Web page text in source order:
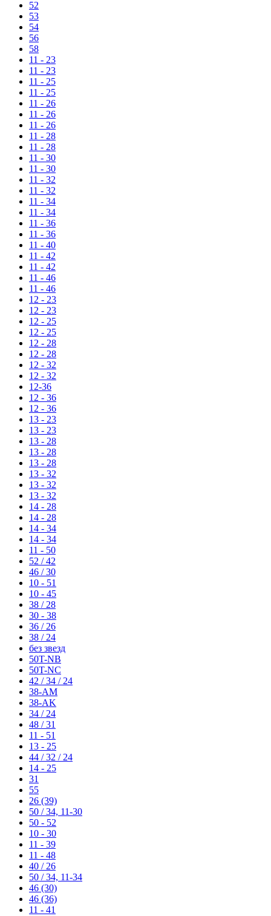
52
53
54
56
58
11 - 23
11 - 23
11 - 25
11 - 25
11 - 26
11 - 26
11 - 26
11 - 28
11 - 28
11 - 30
11 - 30
11 - 32
11 - 32
11 - 34
11 - 34
11 - 36
11 - 36
11 - 40
11 - 42
11 - 42
11 - 46
11 - 46
12 - 23
12 - 23
12 - 25
12 - 25
12 - 28
12 - 28
12 - 32
12 - 32
12-36
12 - 36
12 - 36
13 - 23
13 - 23
13 - 28
13 - 28
13 - 28
13 - 32
13 - 32
13 - 32
14 - 28
14 - 28
14 - 34
14 - 34
11 - 50
52 / 42
46 / 30
10 - 51
10 - 45
38 / 28
30 - 38
36 / 26
38 / 24
без звезд
50T-NB
50T-NC
42 / 34 / 24
38-AM
38-AK
34 / 24
48 / 31
11 - 51
13 - 25
44 / 32 / 24
14 - 25
31
55
26 (39)
50 / 34, 11-30
50 - 52
10 - 30
11 - 39
11 - 48
40 / 26
50 / 34, 11-34
46 (30)
46 (36)
11 - 41